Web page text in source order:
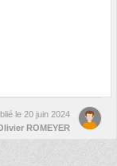
le 20 juin 2024
ROMEYER